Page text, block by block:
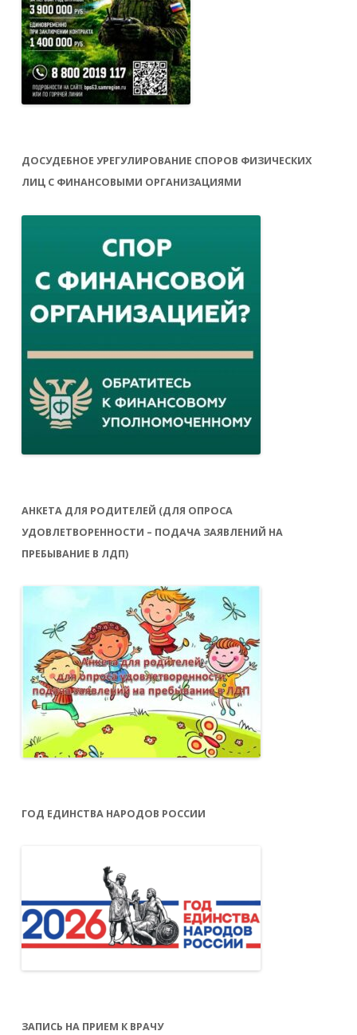
ДОСУДЕБНОЕ УРЕГУЛИРОВАНИЕ СПОРОВ ФИЗИЧЕСКИХ
ЛИЦ С ФИНАНСОВЫМИ ОРГАНИЗАЦИЯМИ
АНКЕТА ДЛЯ РОДИТЕЛЕЙ (ДЛЯ ОПРОСА
УДОВЛЕТВОРЕННОСТИ – ПОДАЧА ЗАЯВЛЕНИЙ НА
ПРЕБЫВАНИЕ В ЛДП)
ГОД ЕДИНСТВА НАРОДОВ РОССИИ
ЗАПИСЬ НА ПРИЕМ К ВРАЧУ